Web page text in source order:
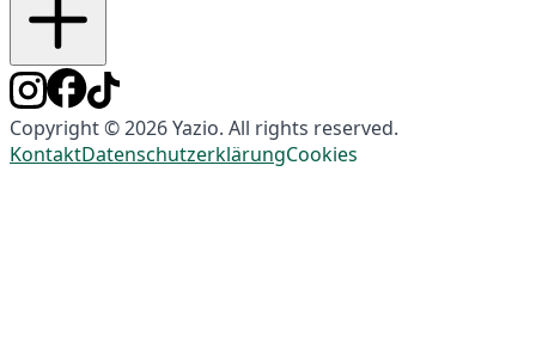
Copyright © 2026 Yazio. All rights reserved.
KontaktDatenschutzerklärungCookies